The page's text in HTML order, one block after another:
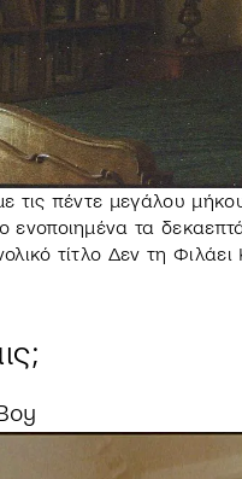
τις πέντε μεγάλου
ενοποιημένα τα
τίτλο Δεν τη Φιλάει